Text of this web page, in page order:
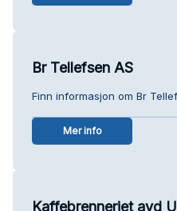
Br Tellefsen AS
Finn informasjon om Br
Mer info
Kaffebrenneriet avd